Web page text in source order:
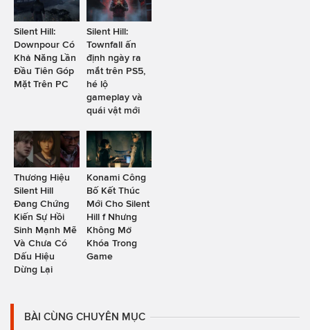
Silent Hill:
Downpour Có
Khả Năng Lần
Đầu Tiên Góp
Mặt Trên PC
Silent Hill:
Townfall ấn
định ngày ra
mắt trên PS5,
hé lộ
gameplay và
quái vật mới
Thương Hiệu
Silent Hill
Đang Chứng
Kiến Sự Hồi
Sinh Mạnh Mẽ
Và Chưa Có
Dấu Hiệu
Dừng Lại
Konami Công
Bố Kết Thúc
Mới Cho Silent
Hill f Nhưng
Không Mở
Khóa Trong
Game
BÀI CÙNG CHUYÊN MỤC